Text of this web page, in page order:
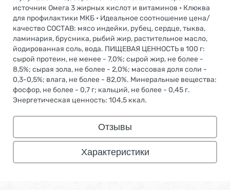
источник Омега 3 жирных кислот и витаминов • Клюква
для профилактики МКБ • Идеальное соотношение цена/
качество СОСТАВ: мясо индейки, рубец, сердце, тыква,
ламинария, брусника, рыбий жир, растительное масло,
йодированная соль, вода. ПИЩЕВАЯ ЦЕННОСТЬ в 100 г:
сырой протеин, не менее - 7,0%; сырой жир, не более -
8,5%; сырая зола, не более - 2,0%; массовая доля соли -
0,3-0,5%; влага, не более - 82,0%. Минеральные вещества:
фосфор, не более - 0,7 г; кальций, не более - 0,45 г.
Энергетическая ценность: 104,5 ккал.
Отзывы
Характеристики